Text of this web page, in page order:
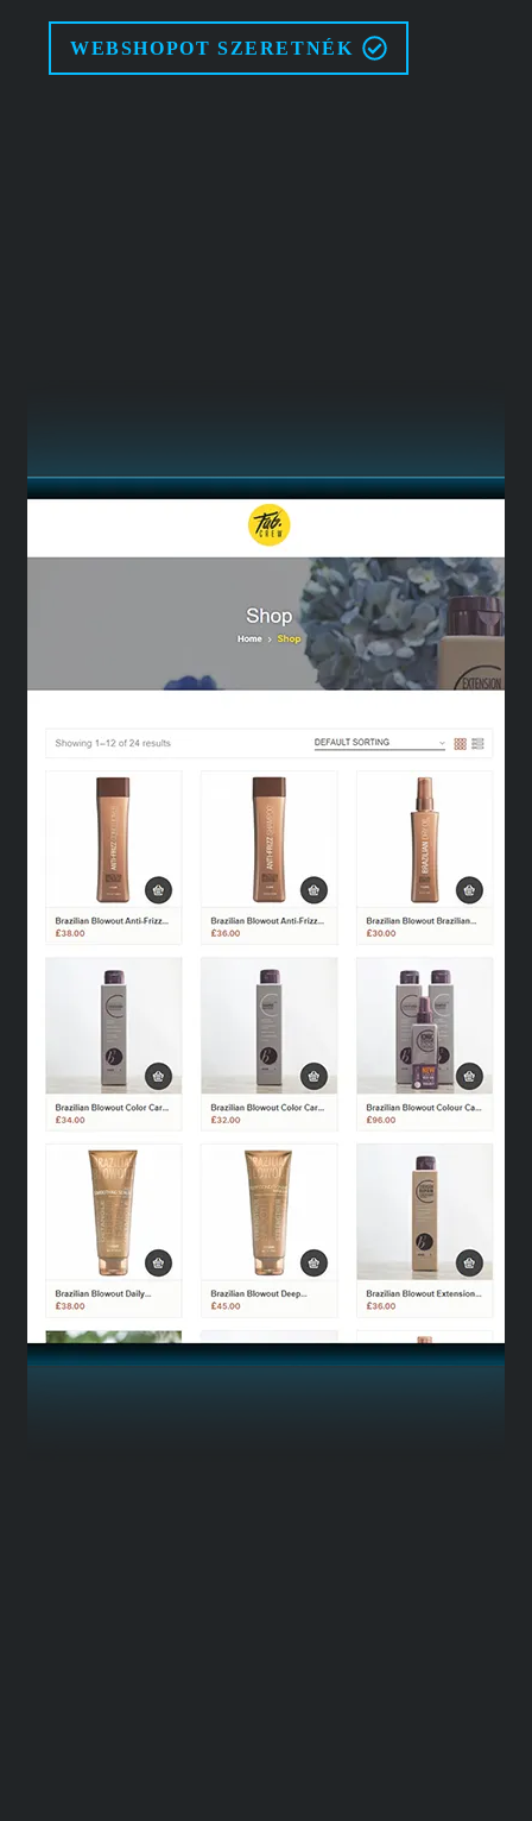
WEBSHOPOT SZERETNÉK